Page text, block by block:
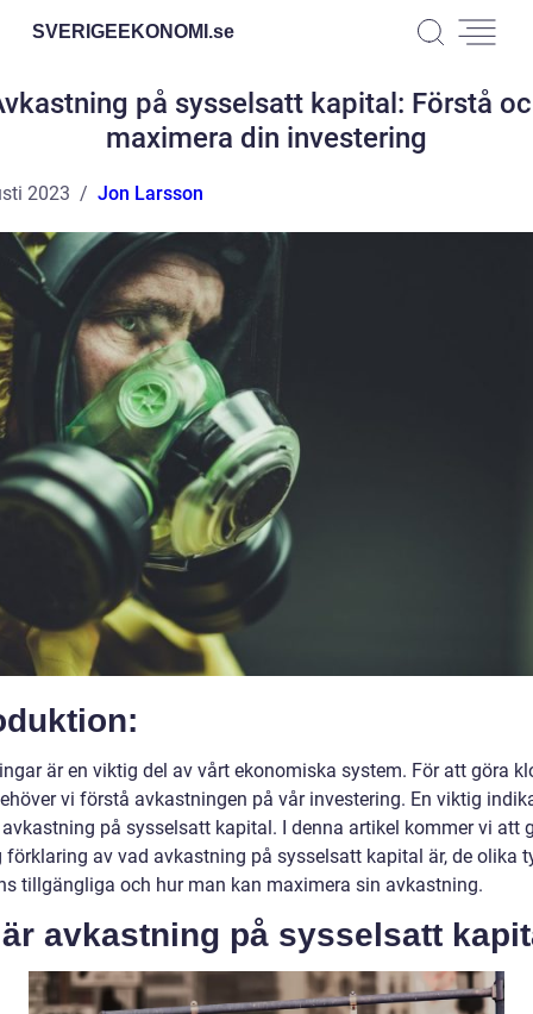
SVERIGEEKONOMI.se
på sysselsatt kapital: Förstå
maximera din investering
2023 Jon Larsson
är en viktig del av vårt ekonomiska system. För att göra
vi förstå avkastningen på vår investering. En viktig
på sysselsatt kapital. I denna artikel kommer vi att
förklaring av vad avkastning på sysselsatt kapital är, de olika
tillgängliga och hur man kan maximera sin avkastning.
är avkastning på sysselsatt